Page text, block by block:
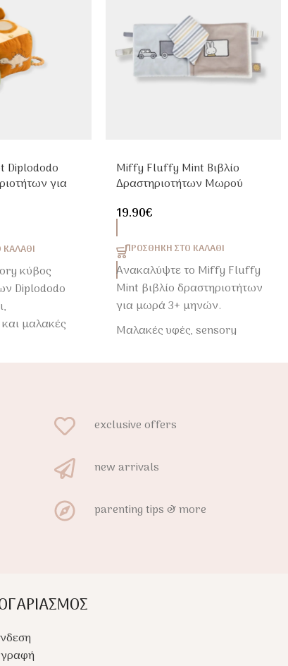
Diplododo
για
κύβος
Diplododo
μαλακές
Miffy Fluffy Mint Βιβλίο
Δραστηριοτήτων Μωρού
19.90€
ΠΡΟΣΘΉΚΗ ΣΤΟ ΚΑΛΆΘΙ
Ανακαλύψτε το Miffy Fluffy
Mint βιβλίο δραστηριοτήτων
για μωρά 3+ μηνών.
Μαλακές υφές, sensory
exclusive offers
new arrivals
parenting tips & more